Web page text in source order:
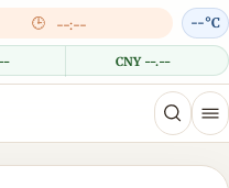
🕒 --:--
CNY --.--
--°C